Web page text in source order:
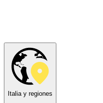
Italia y regiones